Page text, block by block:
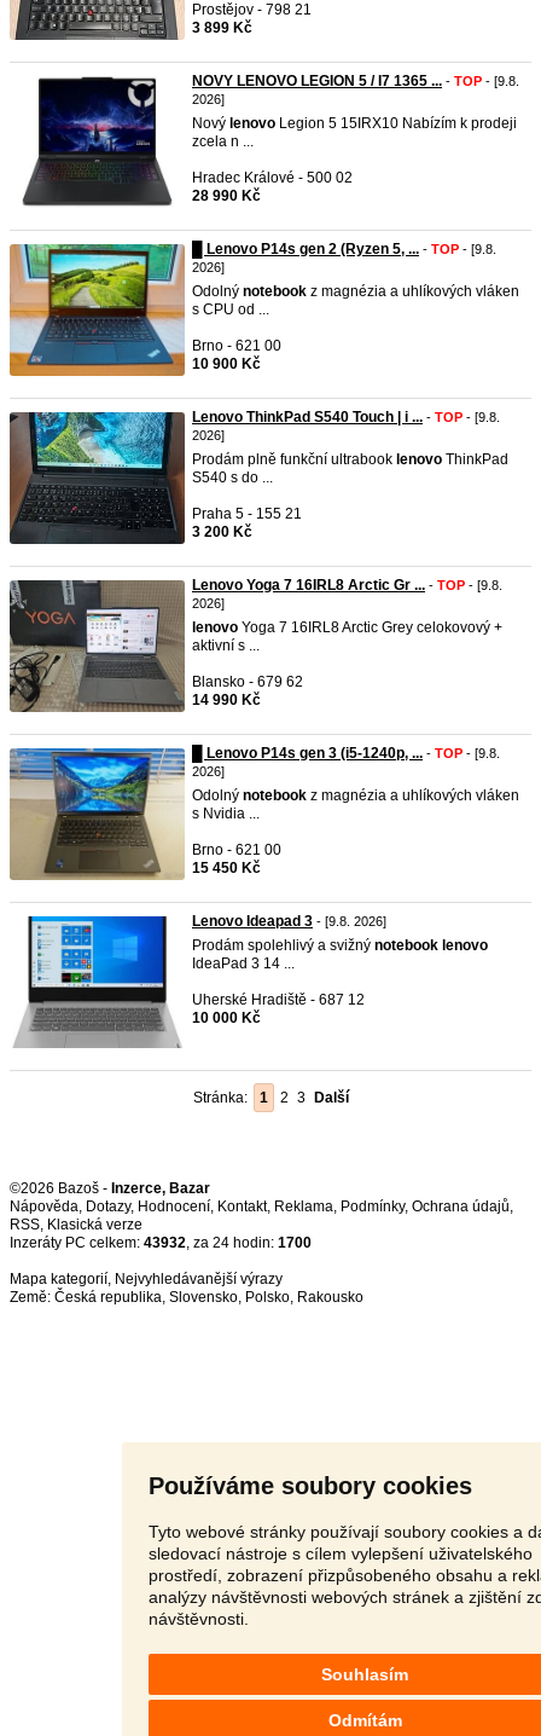
Používáme soubory cookies
Tyto webové stránky používají soubory cookies a
sledovací nástroje s cílem vylepšení uživatelského
prostředí, zobrazení přizpůsobeného obsahu a
analýzy návštěvnosti webových stránek a zjištění
návštěvnosti.
Souhlasím
Odmítám
Prostějov - 798 21
3 899 Kč
NOVY LENOVO LEGION 5 / I7 1365 ... - TOP - [9.8.
2026]
Nový lenovo Legion 5 15IRX10 Nabízím k prodeji
zcela n ...
Hradec Králové - 500 02
28 990 Kč
█ Lenovo P14s gen 2 (Ryzen 5, ... - TOP - [9.8.
2026]
Odolný notebook z magnézia a uhlíkových vláken
s CPU od ...
Brno - 621 00
10 900 Kč
Lenovo ThinkPad S540 Touch | i ... - TOP - [9.8.
2026]
Prodám plně funkční ultrabook lenovo ThinkPad
S540 s do ...
Praha 5 - 155 21
3 200 Kč
Lenovo Yoga 7 16IRL8 Arctic Gr ... - TOP - [9.8.
2026]
lenovo Yoga 7 16IRL8 Arctic Grey celokovový +
aktivní s ...
Blansko - 679 62
14 990 Kč
█ Lenovo P14s gen 3 (i5-1240p, ... - TOP - [9.8.
2026]
Odolný notebook z magnézia a uhlíkových vláken
s Nvidia ...
Brno - 621 00
15 450 Kč
Lenovo Ideapad 3 - [9.8. 2026]
Prodám spolehlivý a svižný notebook lenovo
IdeaPad 3 14 ...
Uherské Hradiště - 687 12
10 000 Kč
Stránka: 1 2 3 Další
©2026 Bazoš - Inzerce, Bazar
Nápověda, Dotazy, Hodnocení, Kontakt, Reklama, Podmínky, Ochrana údajů,
RSS,
Inzeráty PC celkem: 43932, za 24 hodin: 1700
Mapa kategorií, Nejvyhledávanější výrazy
Země: Česká republika, Slovensko, Polsko, Rakousko